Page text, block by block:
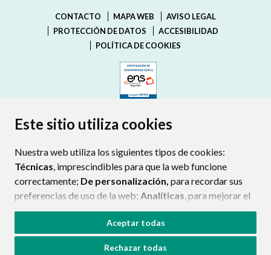
Este sitio utiliza cookies
Nuestra web utiliza los siguientes tipos de cookies:
Técnicas, imprescindibles para que la web funcione
correctamente; De personalización, para recordar sus
preferencias de uso de la web; Analíticas, para mejorar el
funcionamiento de la web y sus servicios.
Si acepta pulsando el botón“Aceptar todas”
consideramos que acepta su uso. Si pulsa el botón
Aceptar todas
Rechazar todas
CONTACTO MAPA WEB
AVISO LEGAL
PROTECCIÓN DE DATOS
ACCESIBILIDAD
POLÍTICA DE COOKIES